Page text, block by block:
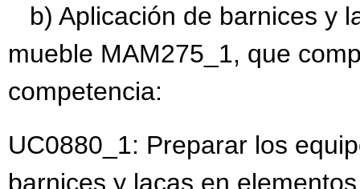
b) Aplicación de barnices y
mueble MAM275_1, que
competencia:
UC0880_1: Preparar los
barnices y lacas en